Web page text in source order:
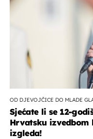
OD DJEVOJČICE DO MLADE
Sjećate li se 12-
Hrvatsku izvedbom
izgleda!